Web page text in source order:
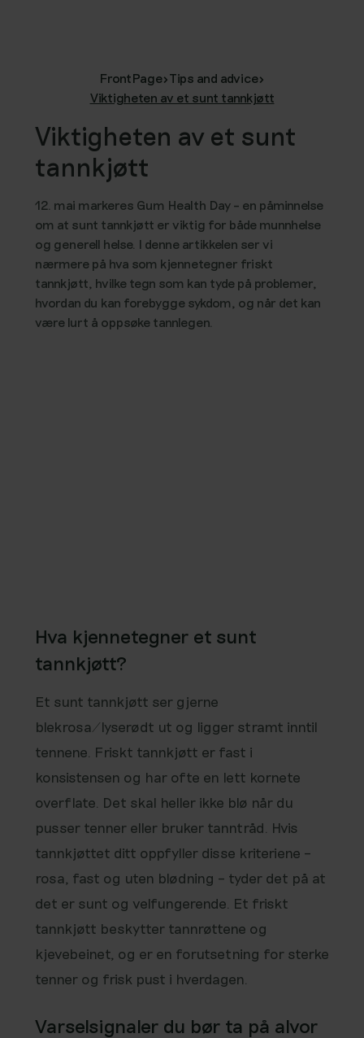
FrontPage>Tips and advice>
Viktigheten av et sunt tannkjøtt
Viktigheten av et sunt
tannkjøtt
12. mai markeres Gum Health Day – en påminnelse
om at sunt tannkjøtt er viktig for både munnhelse
og generell helse. I denne artikkelen ser vi
nærmere på hva som kjennetegner friskt
tannkjøtt, hvilke tegn som kan tyde på problemer,
hvordan du kan forebygge sykdom, og når det kan
være lurt å oppsøke tannlegen.
Hva kjennetegner et sunt
tannkjøtt?
Et sunt tannkjøtt ser gjerne
blekrosa/lyserødt ut og ligger stramt inntil
tennene. Friskt tannkjøtt er fast i
konsistensen og har ofte en lett kornete
overflate. Det skal heller ikke blø når du
pusser tenner eller bruker tanntråd. Hvis
tannkjøttet ditt oppfyller disse kriteriene –
rosa, fast og uten blødning – tyder det på at
det er sunt og velfungerende. Et friskt
tannkjøtt beskytter tannrøttene og
kjevebeinet, og er en forutsetning for sterke
tenner og frisk pust i hverdagen.
Varselsignaler du bør ta på alvor